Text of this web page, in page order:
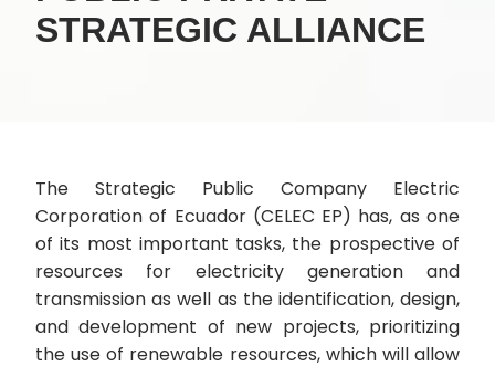
STRATEGIC ALLIANCE
The Strategic Public Company Electric
Corporation of Ecuador (CELEC EP) has, as one
of its most important tasks, the prospective of
resources for electricity generation and
transmission as well as the identification, design,
and development of new projects, prioritizing
the use of renewable resources, which will allow